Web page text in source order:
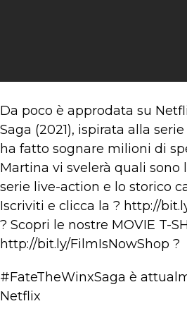
Da poco è approdata su
Saga (2021), ispirata alla
ha fatto sognare milioni di
Martina vi svelerà quali sono
serie live-action e lo storico
Iscriviti e clicca la ? http://
? Scopri le nostre MOVIE T-
http://bit.ly/FilmIsNowShop ?
#FateTheWinxSaga è
Netflix